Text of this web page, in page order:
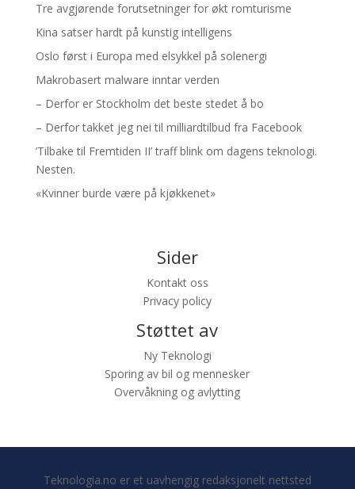
Tre avgjørende forutsetninger for økt romturisme
Kina satser hardt på kunstig intelligens
Oslo først i Europa med elsykkel på solenergi
Makrobasert malware inntar verden
– Derfor er Stockholm det beste stedet å bo
– Derfor takket jeg nei til milliardtilbud fra Facebook
’Tilbake til Fremtiden II’ traff blink om dagens teknologi.
Nesten.
«Kvinner burde være på kjøkkenet»
Sider
Kontakt oss
Privacy policy
Støttet av
Ny Teknologi
Sporing av bil og mennesker
Overvåkning og avlytting
Teknologia.no er et uavhengig redaksjonelt nettsted